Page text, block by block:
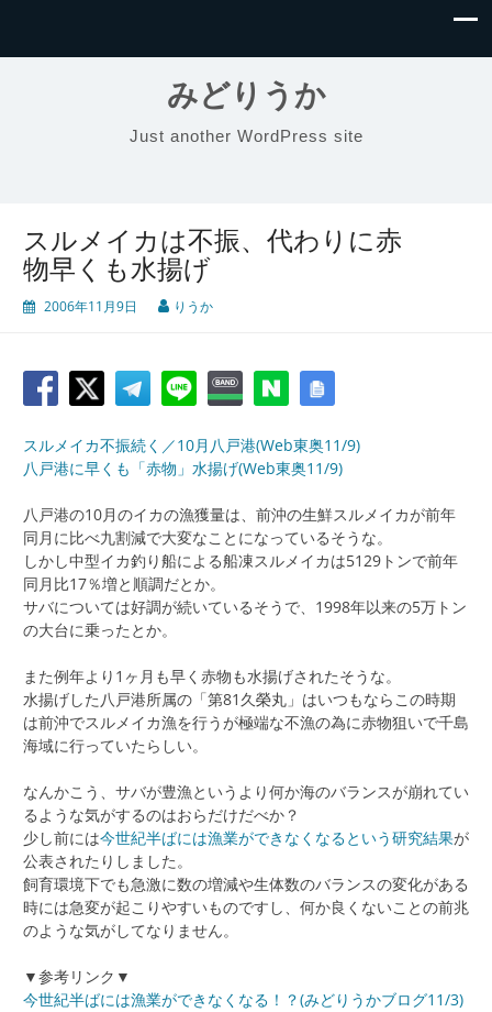
みどりうか
Just another WordPress site
スルメイカは不振、代わりに赤
物早くも水揚げ
2006年11月9日 りうか
スルメイカ不振続く／10月八戸港(Web東奥11/9)
八戸港に早くも「赤物」水揚げ(Web東奥11/9)
八戸港の10月のイカの漁獲量は、前沖の生鮮スルメイカが前年
同月に比べ九割減で大変なことになっているそうな。
しかし中型イカ釣り船による船凍スルメイカは5129トンで前年
同月比17％増と順調だとか。
サバについては好調が続いているそうで、1998年以来の5万トン
の大台に乗ったとか。
また例年より1ヶ月も早く赤物も水揚げされたそうな。
水揚げした八戸港所属の「第81久榮丸」はいつもならこの時期
は前沖でスルメイカ漁を行うが極端な不漁の為に赤物狙いで千島
海域に行っていたらしい。
なんかこう、サバが豊漁というより何か海のバランスが崩れてい
るような気がするのはおらだけだべか？
少し前には今世紀半ばには漁業ができなくなるという研究結果が
公表されたりしました。
飼育環境下でも急激に数の増減や生体数のバランスの変化がある
時には急変が起こりやすいものですし、何か良くないことの前兆
のような気がしてなりません。
▼参考リンク▼
今世紀半ばには漁業ができなくなる！？(みどりうかブログ11/3)